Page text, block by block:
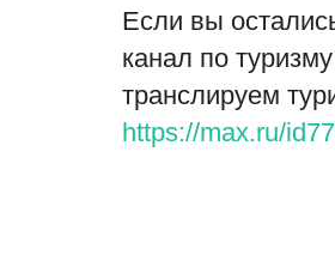
Если вы
канал по
транслируем
https://max.ru/